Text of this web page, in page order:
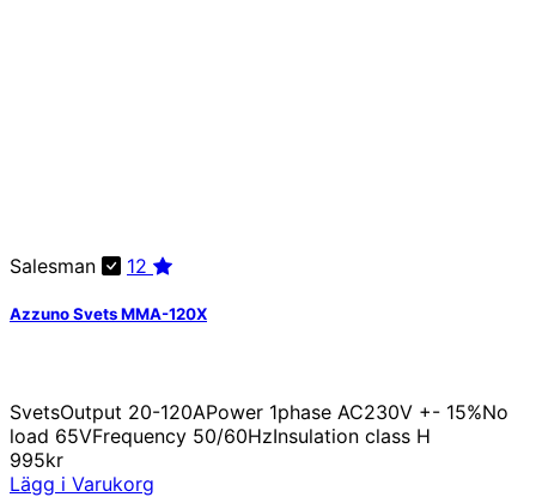
Salesman 12
Azzuno Svets MMA-120X
SvetsOutput 20-120APower 1phase AC230V +- 15%No
load 65VFrequency 50/60HzInsulation class H
995kr
Lägg i Varukorg